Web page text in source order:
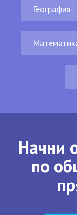
География
Начни
по